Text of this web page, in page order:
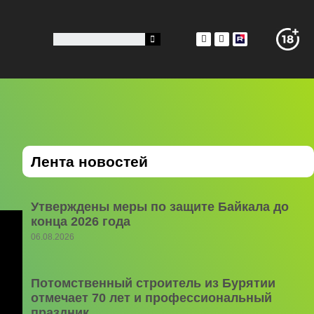
Лента новостей
Утверждены меры по защите Байкала до
конца 2026 года
06.08.2026
Потомственный строитель из Бурятии
отмечает 70 лет и профессиональный